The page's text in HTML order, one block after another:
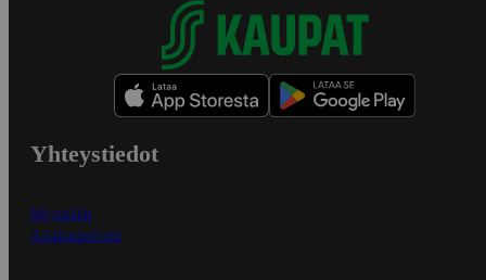
Yhteystiedot
Myymälät
Asiakaspalvelu